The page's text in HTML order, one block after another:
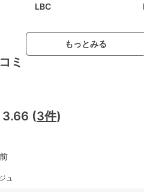
LBC
もっとみる
ミ
3.66 (3件)
ュ